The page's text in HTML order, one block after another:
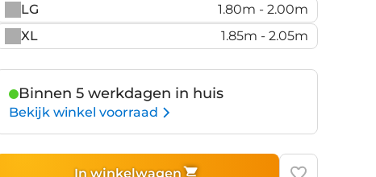
LG
1.80m - 2.00m
XL
1.85m - 2.05m
Binnen 5 werkdagen in huis
Bekijk winkel voorraad
In winkelwagen